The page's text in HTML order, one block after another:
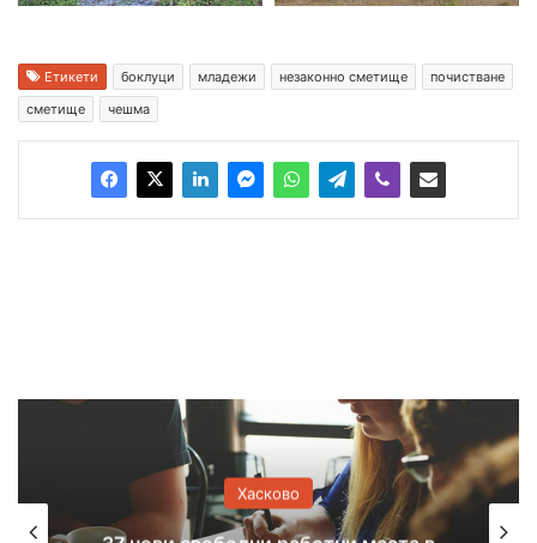
Етикети боклуци младежи незаконно сметище
почистване
сметище
чешма
Хасково